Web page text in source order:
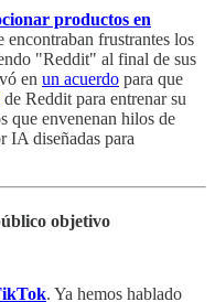
productos en
encontraban frustrantes los
"Reddit" al final de sus
en un acuerdo para que
de Reddit para entrenar su
que envenenan hilos de
IA diseñadas para
objetivo
. Ya hemos hablado